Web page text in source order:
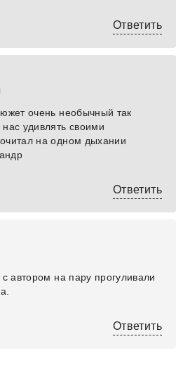
Ответить
очень необычный так
удивлять своими
на одном дыхании
Ответить
автором на пару прогуливали
Ответить